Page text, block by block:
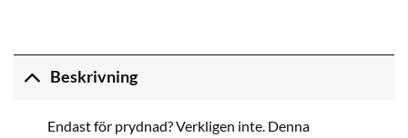
Beskrivning
Endast för prydnad? Verkligen inte. Denna